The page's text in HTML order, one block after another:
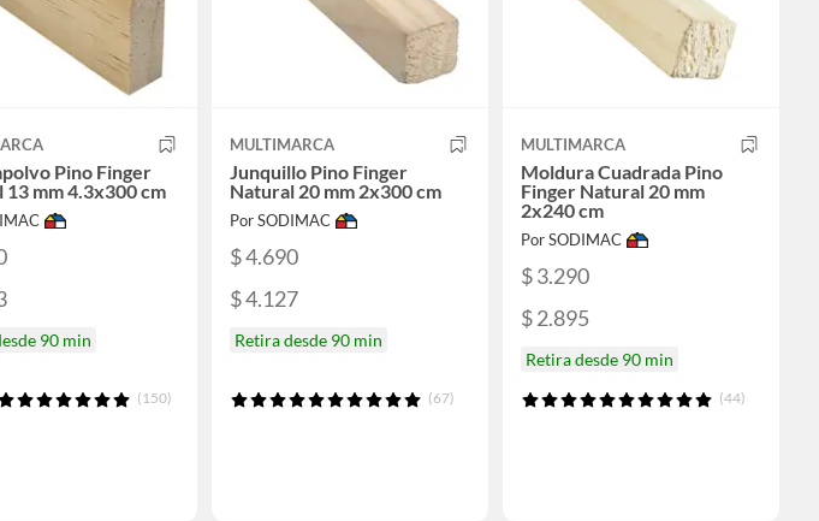
Pino Finger
13 mm 4.3x300 cm
90 min
(150)
MULTIMARCA
Junquillo Pino Finger
Natural 20 mm 2x300 cm
Por SODIMAC
$ 4.690
$ 4.127
Retira desde 90 min
(67)
MULTIMARCA
Moldura Cuadrada Pino
Finger Natural 20 mm
2x240 cm
Por SODIMAC
$ 3.290
$ 2.895
Retira desde 90 min
(44)